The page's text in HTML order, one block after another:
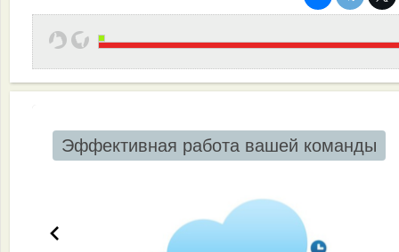
Эффективная работа вашей команды